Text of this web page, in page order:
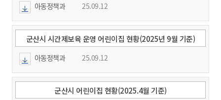
아동정책과 25.09.12
군산시 시간제보육 운영 어린이집 현황(2025년 9월 기준)
아동정책과 25.09.12
군산시 어린이집 현황(2025.4월 기준)